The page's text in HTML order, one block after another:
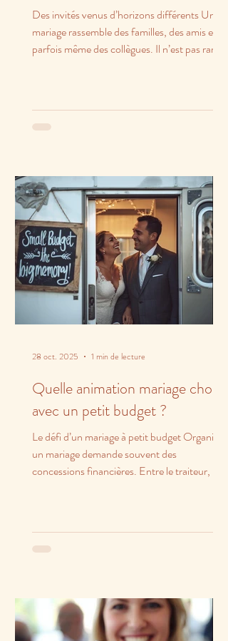
Des invités venus d’horizons différents Un
mariage rassemble des familles, des amis et
parfois même des collègues. Il n’est pas rare
Quelle animation mariage choisir
avec un petit budget ?
Le défi d’un mariage à petit budget Organiser
un mariage demande souvent des
concessions financières. Entre le traiteur, la
28 oct. 2025 1 min de lecture